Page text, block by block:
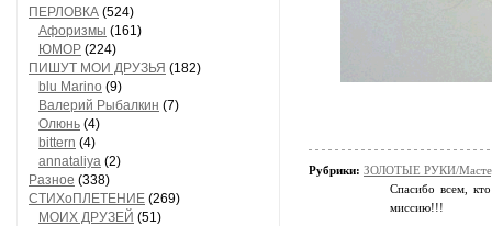
ПЕРЛОВКА (524)
Aфоризмы (161)
ЮМОР (224)
ПИШУТ МОИ ДРУЗЬЯ (182)
blu Marino (9)
Валерий Рыбалкин (7)
Олюнь (4)
bittern (4)
annataliya (2)
Разное (338)
СТИХоПЛЕТЕНИЕ (269)
МОИХ ДРУЗЕЙ (51)
Рубрики: ЗОЛОТЫЕ РУКИ/
Спасибо всем,
миссию!!!